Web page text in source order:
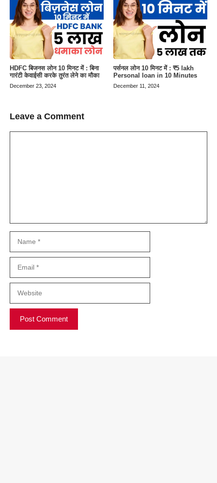
HDFC बिजनस लोन 10 मिनट में : बिना
गारंटी केवाईसी करके तुरंत लेने का मौका
December 23, 2024
पर्सनल लोन 10 मिनट में : ₹5 lakh
Personal loan in 10 Minutes
December 11, 2024
Leave a Comment